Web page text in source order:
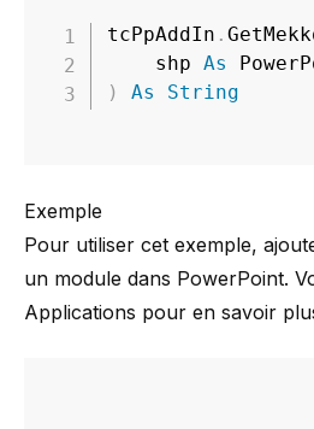
tcPpAddIn .
    shp
As
)
As String
Exemple
Pour utiliser cet exemple,
un module dans PowerPoint.
Applications pour en savoir